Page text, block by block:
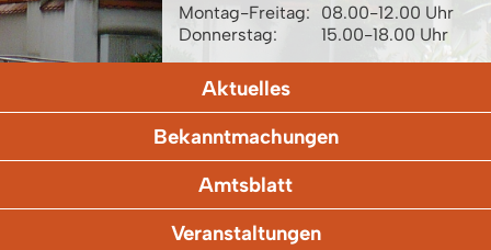
Montag-Freitag:
08.00-12.00 Uhr
Donnerstag:
15.00-18.00 Uhr
Aktuelles
Bekanntmachungen
Amtsblatt
Veranstaltungen